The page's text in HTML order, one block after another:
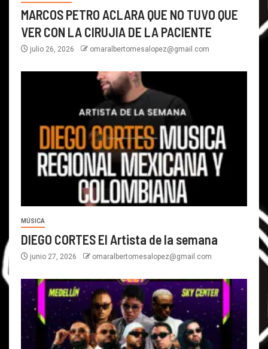
MARCOS PETRO ACLARA QUE NO TUVO QUE
VER CON LA CIRUJIA DE LA PACIENTE
julio 26, 2026 omaralbertomesalopez@gmail.com
MÚSICA
DIEGO CORTES El Artista de la semana
junio 27, 2026 omaralbertomesalopez@gmail.com